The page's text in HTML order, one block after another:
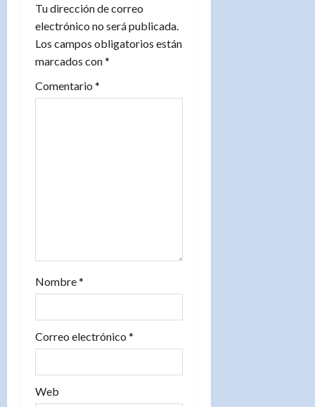
ó
n
d
e
d
s
Tu dirección de correo
electrónico no será publicada.
Los campos obligatorios están
marcados con*
Comentario *
Nombre*
Correo electrónico *
Web